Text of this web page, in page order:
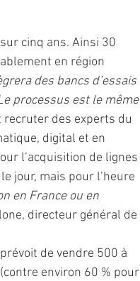
cinq ans. Ainsi 30
en région
des bancs d’essais
processus est le même
recruter des experts du
digital et en
l’acquisition de lignes
jour, mais pour l’heure
en France ou en
directeur général de
de vendre 500 à
(contre environ 60 % pour